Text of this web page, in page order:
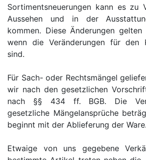
Sortimentsneuerungen kann es zu
Aussehen und in der
kommen. Diese Änderungen
wenn die Veränderungen für den
sind.
Für Sach- oder Rechtsmängel
wir nach den gesetzlichen
nach §§ 434 ff. BGB. Die
gesetzliche Mängelansprüche
beginnt mit der Ablieferung der Ware.
Etwaige von uns gegebene